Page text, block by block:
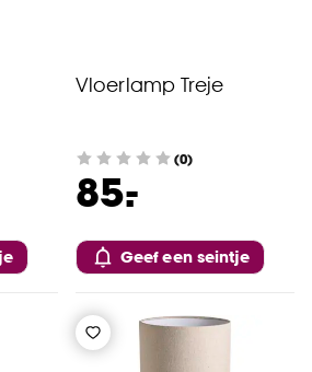
Vloerlamp Treje
(0)
85.
-
Geef een seintje